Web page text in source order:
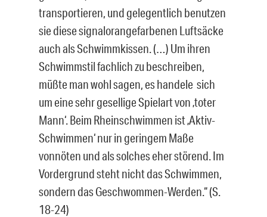
transportieren, und gelegentlich benutzen
sie diese signalorangefarbenen Luftsäcke
auch als Schwimmkissen. (…) Um ihren
Schwimmstil fachlich zu beschreiben,
müßte man wohl sagen, es handele sich
um eine sehr gesellige Spielart von ‚toter
Mann‘. Beim Rheinschwimmen ist ‚Aktiv-
Schwimmen‘ nur in geringem Maße
vonnöten und als solches eher störend. Im
Vordergrund steht nicht das Schwimmen,
sondern das Geschwommen-Werden.“ (S.
18-24)